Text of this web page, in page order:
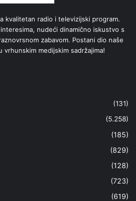
kvalitetan radio i televizijski program.
nudeći dinamično iskustvo s
zabavom. Postani dio naše
vrhunskim medijskim sadržajima!
(131)
(5.258)
(185)
(829)
(128)
(723)
(619)